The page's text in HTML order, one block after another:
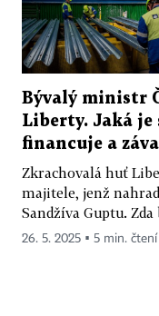
Bývalý ministr
Liberty. Jaká
financuje a
Zkrachovalá huť
majitele, jenž
Sandžíva Guptu. Zda
26. 5. 2025 ▪ 5 min. čtení